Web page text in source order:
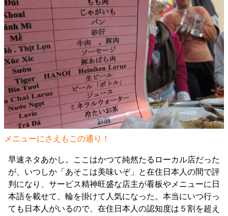
メニューにさえもこの通り！
早速ネタあかし。ここはかつて純然たるローカル店だった
が、いつしか「あそこは美味いぞ」と在住日本人の間で評
判になり、サービス精神旺盛な店主が看板やメニューに日
本語を載せて、輪を掛けて人気になった。本当にいつ行っ
ても日本人がいるので、在住日本人の認知度は５割を超え